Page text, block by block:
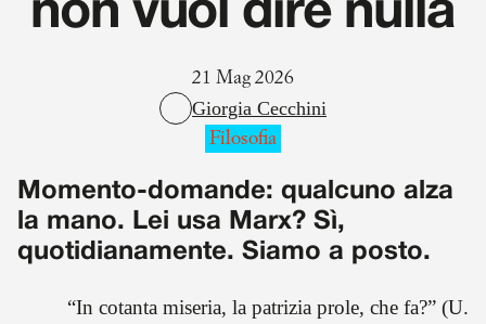
non vuol dire nulla
21 Mag 2026
Giorgia Cecchini
Filosofia
Momento-domande: qualcuno alza
la mano. Lei usa Marx? Sì,
quotidianamente. Siamo a posto.
“In cotanta miseria, la patrizia prole, che fa?” (U.